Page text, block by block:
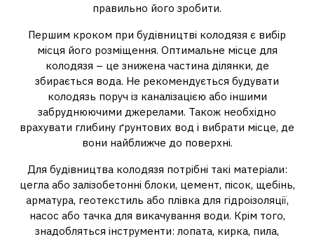
правильно його зробити.
Першим кроком при будівництві колодязя є вибір
місця його розміщення. Оптимальне місце для
колодязя – це знижена частина ділянки, де
збирається вода. Не рекомендується будувати
колодязь поруч із каналізацією або іншими
забруднюючими джерелами. Також необхідно
врахувати глибину ґрунтових вод і вибрати місце, де
вони найближче до поверхні.
Для будівництва колодязя потрібні такі матеріали:
цегла або залізобетонні блоки, цемент, пісок, щебінь,
арматура, геотекстиль або плівка для гідроізоляції,
насос або тачка для викачування води. Крім того,
знадобляться інструменти: лопата, кирка, пила,